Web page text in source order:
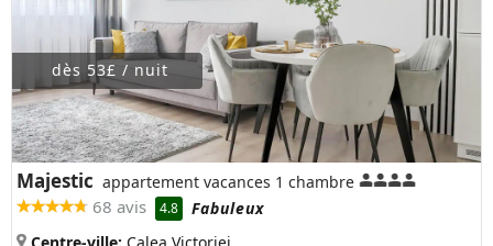
dès 53£ / nuit
Majestic appartement vacances 1 chambre
68 avis 4.8
Fabuleux